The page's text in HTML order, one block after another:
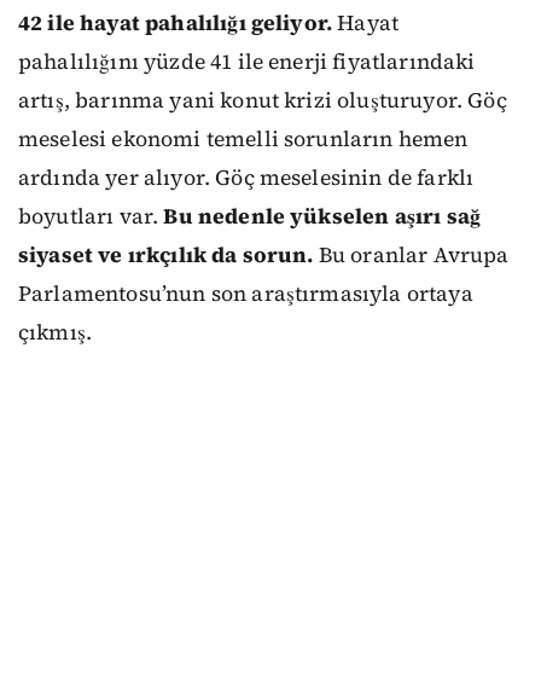
42 ile hayat pahalılığı geliyor.Hayat
pahalılığını yüzde 41 ile enerji fiyatlarındaki
artış, barınma yani konut krizi oluşturuyor. Göç
meselesi ekonomi temelli sorunların hemen
ardında yer alıyor. Göç meselesinin de farklı
boyutları var.Bu nedenle yükselen aşırı sağ
siyaset ve ırkçılık da sorun. Bu oranlar Avrupa
Parlamentosu’nun son araştırmasıyla ortaya
çıkmış.